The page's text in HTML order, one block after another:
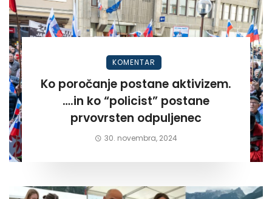
KOMENTAR
Ko poročanje postane aktivizem.
….in ko “policist” postane
prvovrsten odpuljenec
30. novembra, 2024